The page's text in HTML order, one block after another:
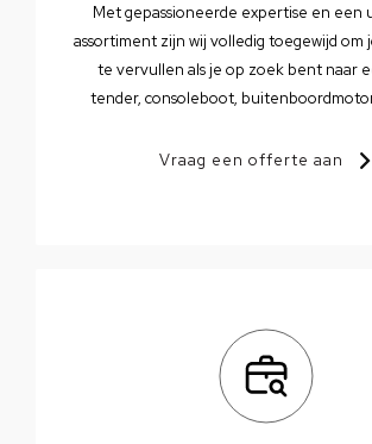
Met gepassioneerde expertise en een
assortiment zijn wij volledig toegewijd om
te vervullen als je op zoek bent naar
tender, consoleboot,
Vraag een offerte aan